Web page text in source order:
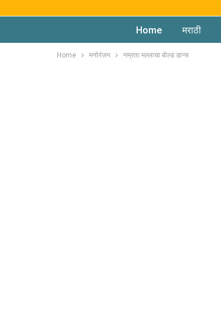
Home मराठी
Home मनोरंजन नम्रता मल्लाचा बोल्ड डान्स